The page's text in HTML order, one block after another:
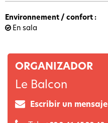
Environnement / confort :
En sala
ORGANIZADOR
Le Balcon
Escribir un mensaje